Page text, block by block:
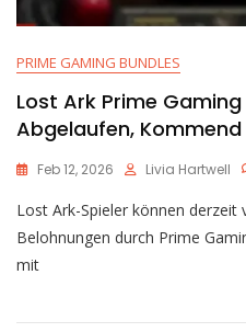
PRIME GAMING BUNDLES
Lost Ark Prime
Abgelaufen, Kommend
Feb 12, 2026 Livia Hartwell
Lost Ark-Spieler können derzeit
Belohnungen durch Prime
mit